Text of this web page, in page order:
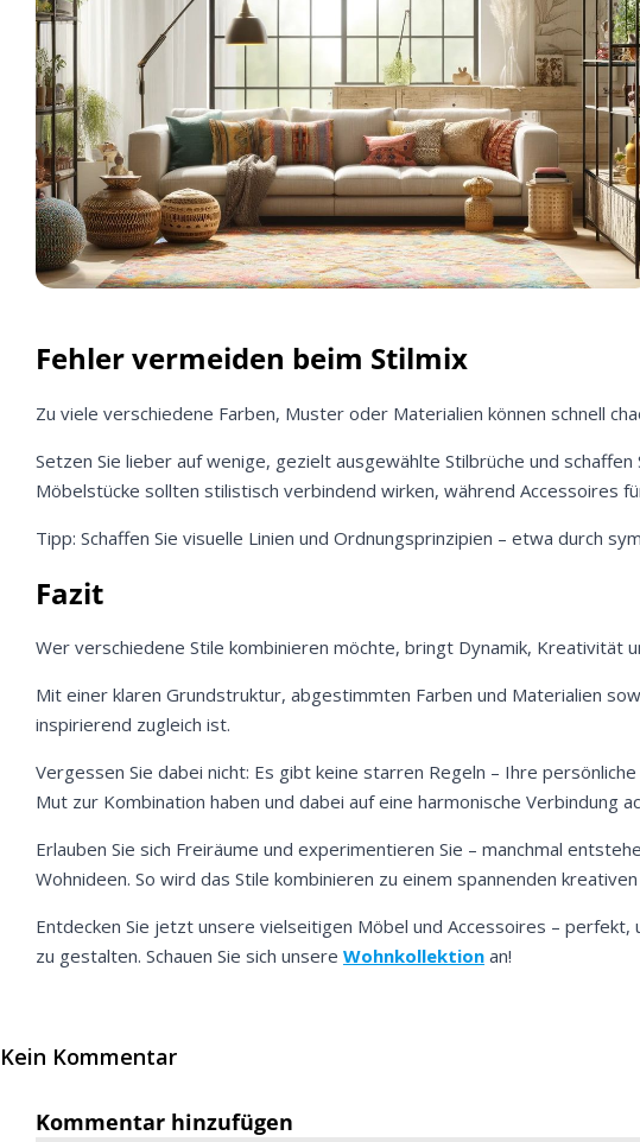
Fehler vermeiden beim Stilmix
Zu viele verschiedene Farben, Muster oder Materialien können schnell
Setzen Sie lieber auf wenige, gezielt ausgewählte Stilbrüche und
Möbelstücke sollten stilistisch verbindend wirken, während Accessoires
Tipp: Schaffen Sie visuelle Linien und Ordnungsprinzipien – etwa durch
Fazit
Wer verschiedene Stile kombinieren möchte, bringt Dynamik, Kreativität
Mit einer klaren Grundstruktur, abgestimmten Farben und Materialien
inspirierend zugleich ist.
Vergessen Sie dabei nicht: Es gibt keine starren Regeln – Ihre
Mut zur Kombination haben und dabei auf eine harmonische Verbindung
Erlauben Sie sich Freiräume und experimentieren Sie – manchmal
Wohnideen. So wird das Stile kombinieren zu einem spannenden
Entdecken Sie jetzt unsere vielseitigen Möbel und Accessoires –
zu gestalten. Schauen Sie sich unsere Wohnkollektion an!
Kein Kommentar
Kommentar hinzufügen